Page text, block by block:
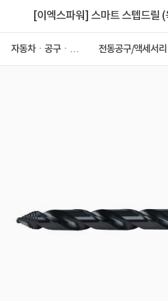
[이엑스파워] 스마트 스텝드릴
자동차ㆍ공구ㆍ안
전동공구/액세서리